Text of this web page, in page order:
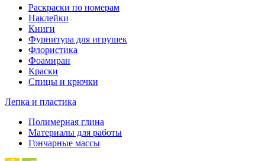
Раскраски по номерам
Наклейки
Книги
Фурнитура для игрушек
Флористика
Фоамиран
Краски
Спицы и крючки
Лепка и пластика
Полимерная глина
Материалы для работы
Гончарные массы